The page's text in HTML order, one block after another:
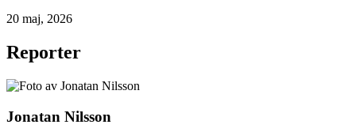
20 maj, 2026
Reporter
Jonatan Nilsson